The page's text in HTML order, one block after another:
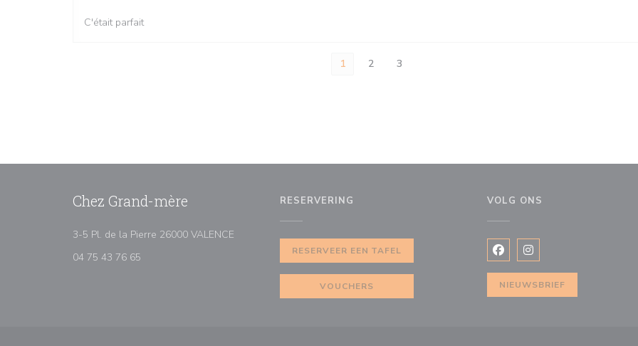
C'était parfait
1 2 3
Chez Grand-mère
3-5 Pl. de la Pierre 26000 VALENCE
04 75 43 76 65
RESERVERING
RESERVEER EEN TAFEL
VOUCHERS
VOLG ONS
Facebook ((opent in een
Instagram ((opent in
NIEUWSBRIEF